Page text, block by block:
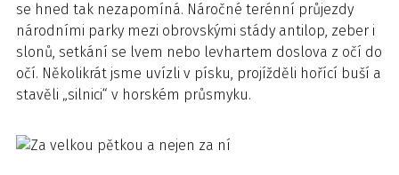
se hned tak nezapomíná. Náročné terénní průjezdy
národními parky mezi obrovskými stády antilop, zeber i
slonů, setkání se lvem nebo levhartem doslova z očí do
očí. Několikrát jsme uvízli v písku, projížděli hořící buší a
stavěli „silnici“ v horském průsmyku.